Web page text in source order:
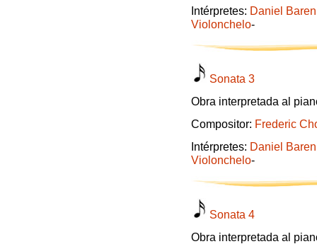
Intérpretes: Daniel
Violonchelo-
Sonata 3
Obra interpretada al
Compositor: Frederic
Intérpretes: Daniel
Violonchelo-
Sonata 4
Obra interpretada al